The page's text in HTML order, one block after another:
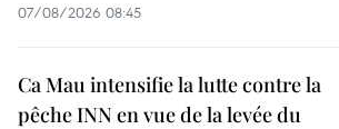
07/08/2026 08:45
Ca Mau intensifie la lutte contre la
pêche INN en vue de la levée du